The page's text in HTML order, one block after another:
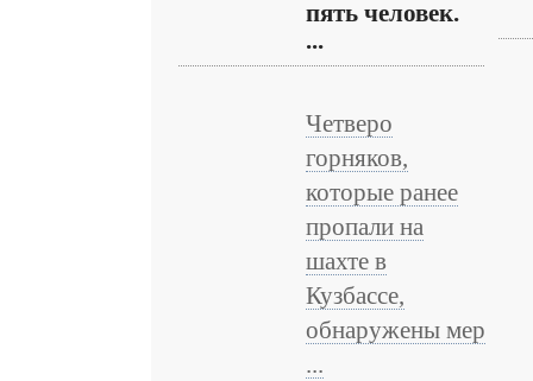
пять человек.
...
Четверо
горняков,
которые ранее
пропали на
шахте в
Кузбассе,
обнаружены мер
...